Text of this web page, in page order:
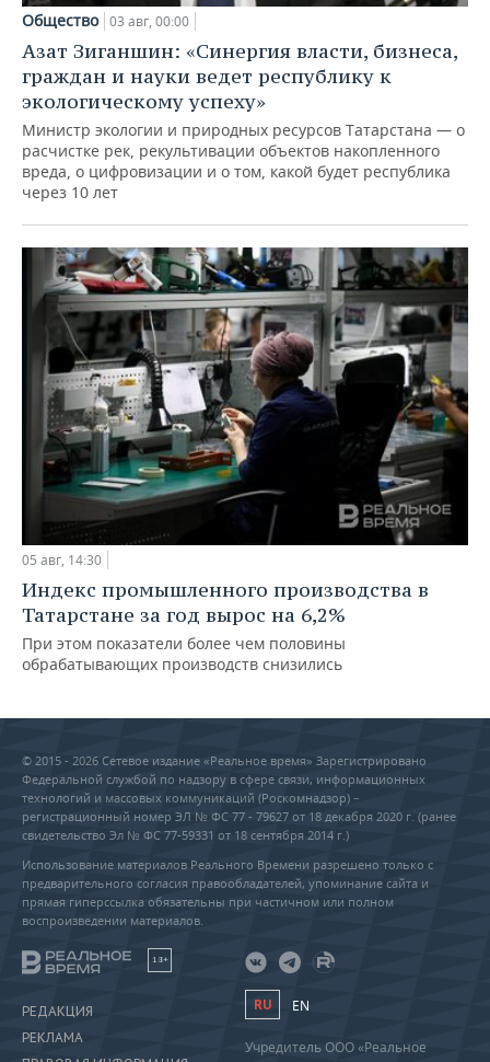
Общество 03 авг, 00:00
Азат Зиганшин: «Синергия власти, бизнеса,
граждан и науки ведет республику к
экологическому успеху»
Министр экологии и природных ресурсов Татарстана — о
расчистке рек, рекультивации объектов накопленного
вреда, о цифровизации и о том, какой будет республика
через 10 лет
05 авг, 14:30
Индекс промышленного производства в
Татарстане за год вырос на 6,2%
При этом показатели более чем половины
обрабатывающих производств снизились
© 2015 - 2026 Сетевое издание «Реальное время» Зарегистрировано
Федеральной службой по надзору в сфере связи, информационных
технологий и массовых коммуникаций (Роскомнадзор) –
регистрационный номер ЭЛ № ФС 77 - 79627 от 18 декабря 2020 г. (ранее
свидетельство Эл № ФС 77-59331 от 18 сентября 2014 г.)
Использование материалов Реального Времени разрешено только с
предварительного согласия правообладателей, упоминание сайта и
прямая гиперссылка обязательны при частичном или полном
воспроизведении материалов.
18+
РЕДАКЦИЯ
РЕКЛАМА
RU EN
Учредитель ООО «Реальное